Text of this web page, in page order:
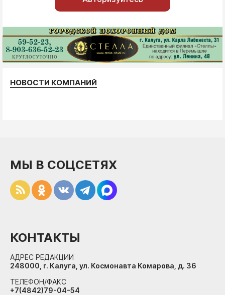
НОВОСТИ КОМПАНИЙ
МЫ В СОЦСЕТЯХ
КОНТАКТЫ
АДРЕС РЕДАКЦИИ
248000, г. Калуга, ул. Космонавта Комарова, д. 36
ТЕЛЕФОН/ФАКС
+7(4842)79-04-54